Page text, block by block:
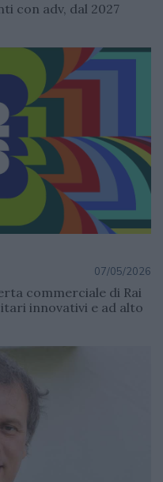
con adv, dal 2027
07/05/2026
commerciale di Rai
innovativi e ad alto